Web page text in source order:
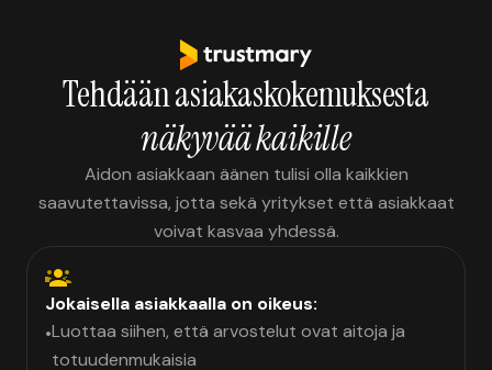
Tehdään asiakaskokemuksesta
näkyvää kaikille
Aidon asiakkaan äänen tulisi olla kaikkien
saavutettavissa, jotta sekä yritykset että asiakkaat
voivat kasvaa yhdessä.
Jokaisella asiakkaalla on oikeus:
•Luottaa siihen, että arvostelut ovat aitoja ja
totuudenmukaisia